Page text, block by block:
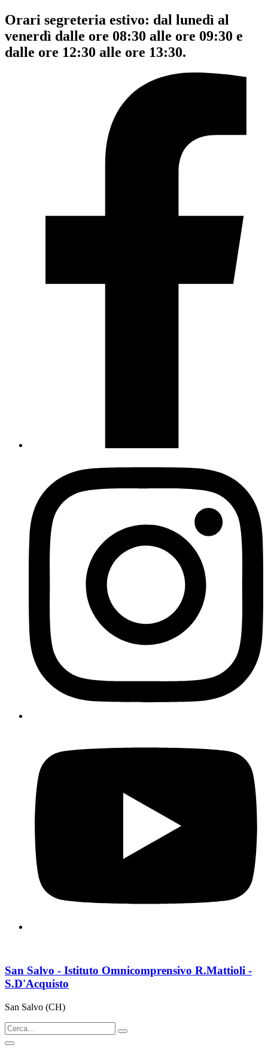
Orari segreteria estivo: dal lunedì al
venerdì dalle ore 08:30 alle ore 09:30 e
dalle ore 12:30 alle ore 13:30.
San Salvo - Istituto Omnicomprensivo R.Mattioli -
S.D'Acquisto
San Salvo (CH)